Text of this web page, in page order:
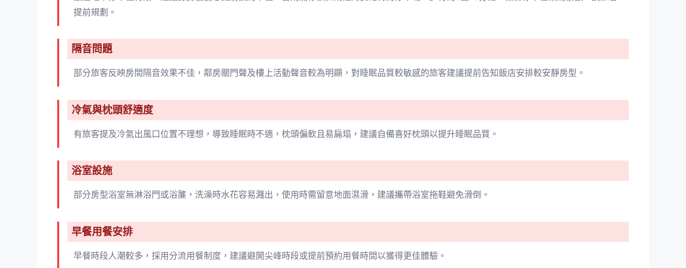
提前規劃。
隔音問題
部分旅客反映房間隔音效果不佳，鄰房關門聲及樓上活動聲音較為明顯，對睡眠品質較敏感的旅客建議提前告知飯店安排較安靜房型。
冷氣與枕頭舒適度
有旅客提及冷氣出風口位置不理想，導致睡眠時不適，枕頭偏軟且易扁塌，建議自備喜好枕頭以提升睡眠品質。
浴室設施
部分房型浴室無淋浴門或浴簾，洗澡時水花容易濺出，使用時需留意地面濕滑，建議攜帶浴室拖鞋避免滑倒。
早餐用餐安排
早餐時段人潮較多，採用分流用餐制度，建議避開尖峰時段或提前預約用餐時間以獲得更佳體驗。